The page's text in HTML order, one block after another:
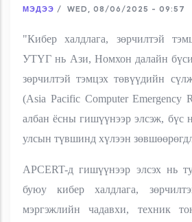
МЭДЭЭ / WED, 08/06/2025 - 09:57
"Кибер халдлага, зөрчилтэй
УТҮГ нь Ази, Номхон далайн
зөрчилтэй тэмцэх төвүүдийн
(Asia Pacific Computer Emergency
албан ёсны гишүүнээр элсэж, бүс
улсын түвшинд хүлээн
APCERT-д гишүүнээр элсэх нь
буюу кибер халдлага,
мэргэжлийн чадавхи, техник